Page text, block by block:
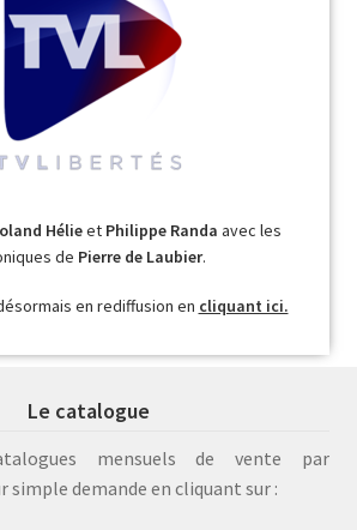
Hélieet Philippe Randa avec les
de Pierre de Laubier.
en rediffusion en cliquant ici.
Le catalogue
mensuels de vente par
simple demande en cliquant sur :